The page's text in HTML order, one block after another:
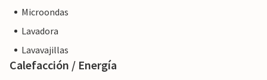
Microondas
Lavadora
Lavavajillas
Calefacción / Energía